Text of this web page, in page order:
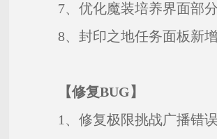
7、优化魔装培养界面部分
8、封印之地任务面板新增
【修复BUG】
1、修复极限挑战广播错